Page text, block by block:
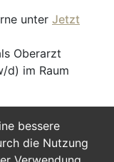
bessere
die Nutzung
unter Jetzt
Oberarzt
d) im Raum